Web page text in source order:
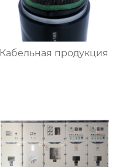
Кабельная продукция